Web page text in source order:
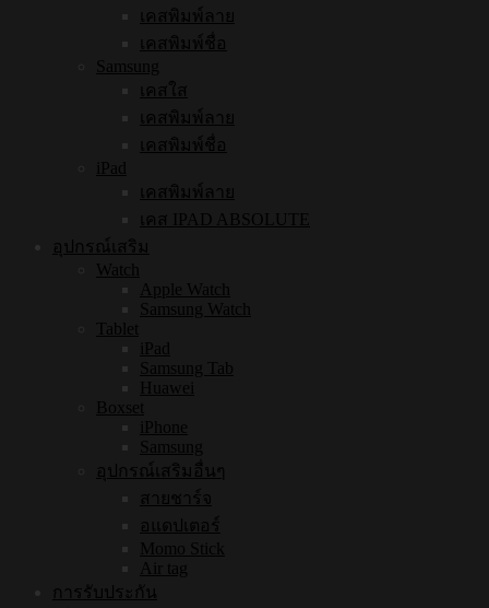
เคสพิมพ์ลาย
เคสพิมพ์ชื่อ
Samsung
เคสใส
เคสพิมพ์ลาย
เคสพิมพ์ชื่อ
iPad
เคสพิมพ์ลาย
เคส IPAD ABSOLUTE
อุปกรณ์เสริม
Watch
Apple Watch
Samsung Watch
Tablet
iPad
Samsung Tab
Huawei
Boxset
iPhone
Samsung
อุปกรณ์เสริมอื่นๆ
สายชาร์จ
อแดปเตอร์
Momo Stick
Air tag
การรับประกัน